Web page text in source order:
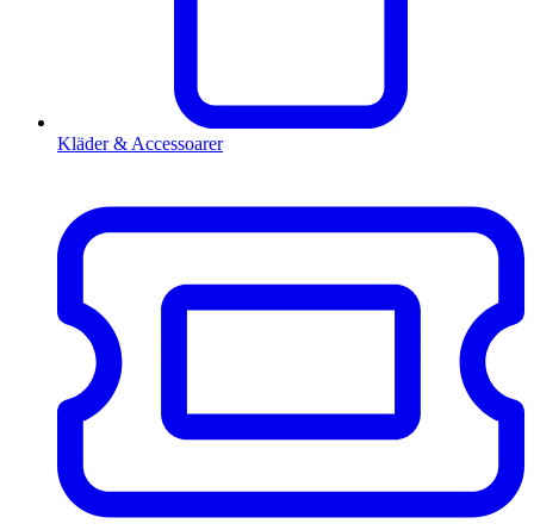
Kläder & Accessoarer